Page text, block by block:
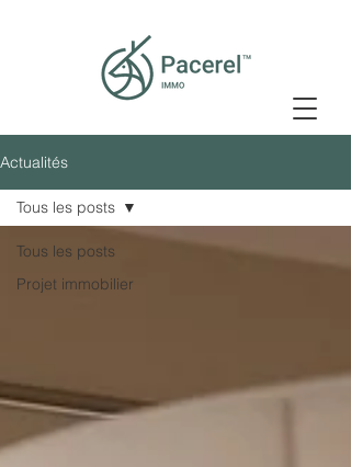
Actualités
Tous les posts
Projet immobilier
Tous les posts